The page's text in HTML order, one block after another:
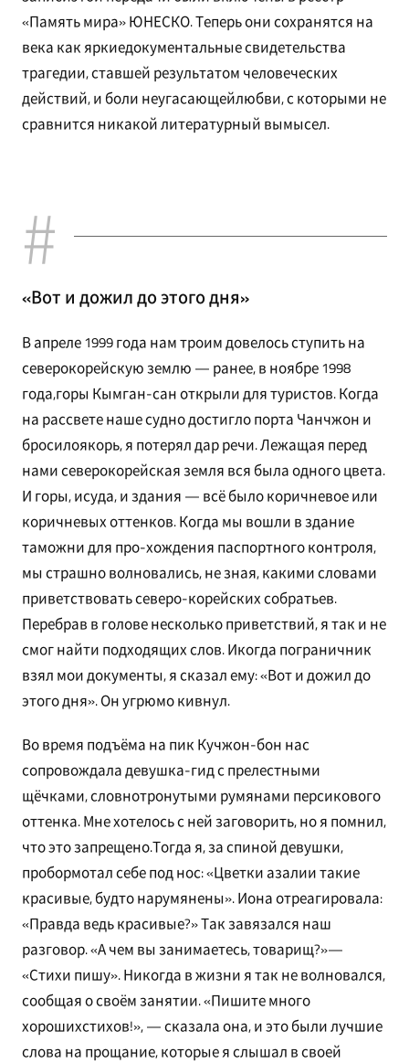
«Память мира» ЮНЕСКО. Теперь они сохранятся на
века как яркиедокументальные свидетельства
трагедии, ставшей результатом человеческих
действий, и боли неугасающейлюбви, с которыми не
сравнится никакой литературный вымысел.
«Вот и дожил до этого дня»
В апреле 1999 года нам троим довелось ступить на
северокорейскую землю — ранее, в ноябре 1998
года,горы Кымган-сан открыли для туристов. Когда
на рассвете наше судно достигло порта Чанчжон и
бросилоякорь, я потерял дар речи. Лежащая перед
нами северокорейская земля вся была одного цвета.
И горы, исуда, и здания — всё было коричневое или
коричневых оттенков. Когда мы вошли в здание
таможни для про-хождения паспортного контроля,
мы страшно волновались, не зная, какими словами
приветствовать северо-корейских собратьев.
Перебрав в голове несколько приветствий, я так и не
смог найти подходящих слов. Икогда пограничник
взял мои документы, я сказал ему: «Вот и дожил до
этого дня». Он угрюмо кивнул.
Во время подъёма на пик Кучжон-бон нас
сопровождала девушка-гид с прелестными
щёчками, словнотронутыми румянами персикового
оттенка. Мне хотелось с ней заговорить, но я помнил,
что это запрещено.Тогда я, за спиной девушки,
пробормотал себе под нос: «Цветки азалии такие
красивые, будто нарумянены». Иона отреагировала:
«Правда ведь красивые?» Так завязался наш
разговор. «А чем вы занимаетесь, товарищ?»—
«Стихи пишу». Никогда в жизни я так не волновался,
сообщая о своём занятии. «Пишите много
хорошихстихов!», — сказала она, и это были лучшие
слова на прощание, которые я слышал в своей